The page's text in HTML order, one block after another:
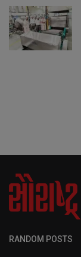
RANDOM POSTS